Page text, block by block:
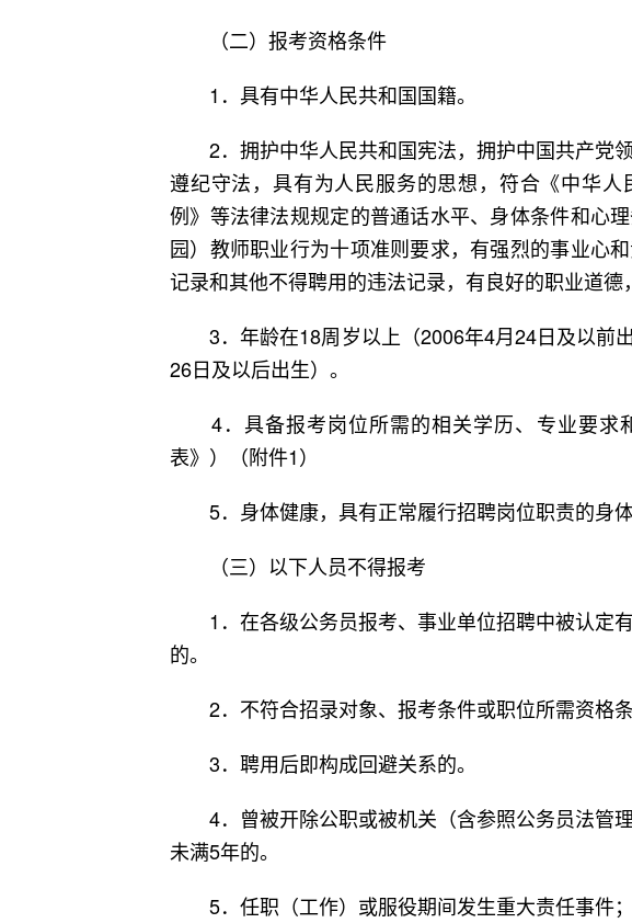
（二）报考资格条件
1．具有中华人民共和国国籍。
2．拥护中华人民共和国宪法，拥护中国共产党领
遵纪守法，具有为人民服务的思想，符合《中华
例》等法律法规规定的普通话水平、身体条件和心
园）教师职业行为十项准则要求，有强烈的事业心
记录和其他不得聘用的违法记录，有良好的职业道德
3．年龄在18周岁以上（2006年4月24日及以前
26日及以后出生）。
4．具备报考岗位所需的相关学历、专业要求
表》）（附件1）
5．身体健康，具有正常履行招聘岗位职责的身体
（三）以下人员不得报考
1．在各级公务员报考、事业单位招聘中被认定
的。
2．不符合招录对象、报考条件或职位所需资格条
3．聘用后即构成回避关系的。
4．曾被开除公职或被机关（含参照公务员法管
未满5年的。
5．任职（工作）或服役期间发生重大责任事件